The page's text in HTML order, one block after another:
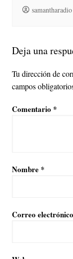
samantharadio
Deja una
Tu dirección de
campos
Comentario *
Nombre *
Correo electrónico